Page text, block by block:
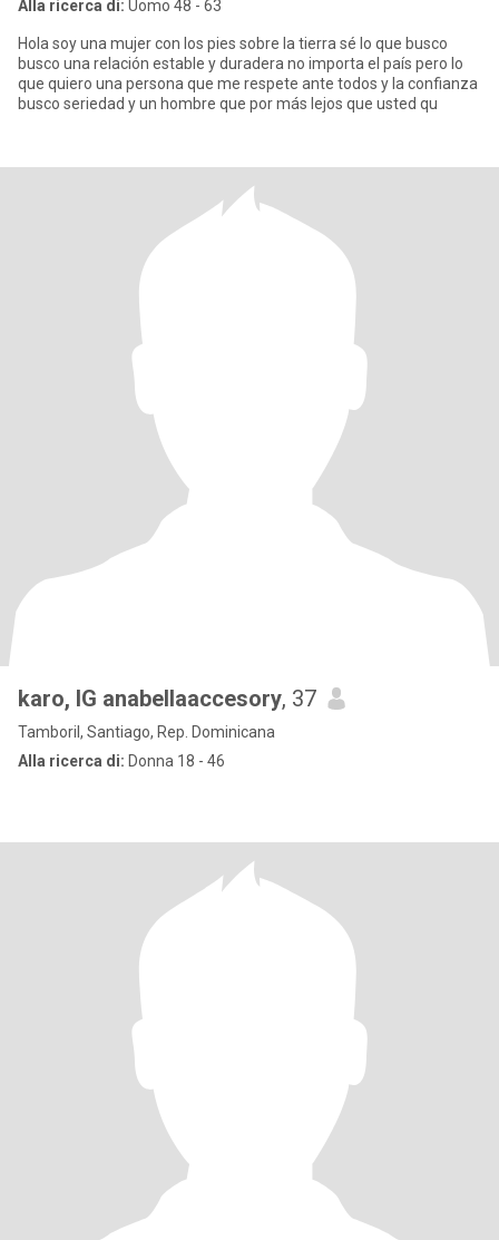
Alla ricerca di: Uomo 48 - 63
Hola soy una mujer con los pies sobre la tierra sé lo que busco
busco una relación estable y duradera no importa el país pero lo
que quiero una persona que me respete ante todos y la confianza
busco seriedad y un hombre que por más lejos que usted qu
karo, IG anabellaaccesory, 37
Tamboril, Santiago, Rep. Dominicana
Alla ricerca di: Donna 18 - 46